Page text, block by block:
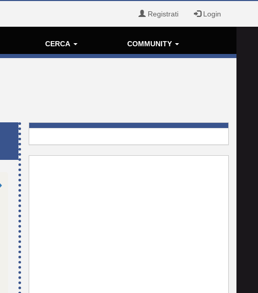
Registrati Login
CERCA COMMUNITY